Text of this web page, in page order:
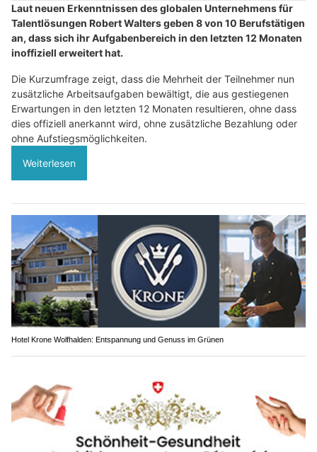
Laut neuen Erkenntnissen des globalen Unternehmens für
Talentlösungen Robert Walters geben 8 von 10 Berufstätigen
an, dass sich ihr Aufgabenbereich in den letzten 12 Monaten
inoffiziell erweitert hat.
Die Kurzumfrage zeigt, dass die Mehrheit der Teilnehmer nun
zusätzliche Arbeitsaufgaben bewältigt, die aus gestiegenen
Erwartungen in den letzten 12 Monaten resultieren, ohne dass
dies offiziell anerkannt wird, ohne zusätzliche Bezahlung oder
ohne Aufstiegsmöglichkeiten.
Weiterlesen
Hotel Krone Wolfhalden: Entspannung und Genuss im Grünen